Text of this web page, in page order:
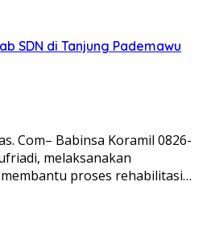
SDN di Tanjung Pademawu
Com– Babinsa Koramil 0826-
melaksanakan
proses rehabilitasi…